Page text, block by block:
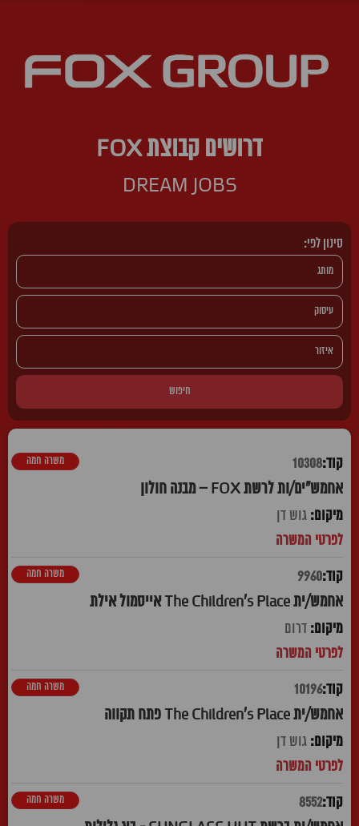
דרושים קבוצת FOX
DREAM JOBS
סינון לפי:
חיפוש
10308
אחמש"ים/ות לרשת FOX – מבנה חולון
משרה חמה
גוש דן
9960
אחמש/ית The Children's Place אייסמול אילת
משרה חמה
דרום
10196
אחמש/ית The Children's Place פתח תקווה
משרה חמה
גוש דן
8552 משרה חמה